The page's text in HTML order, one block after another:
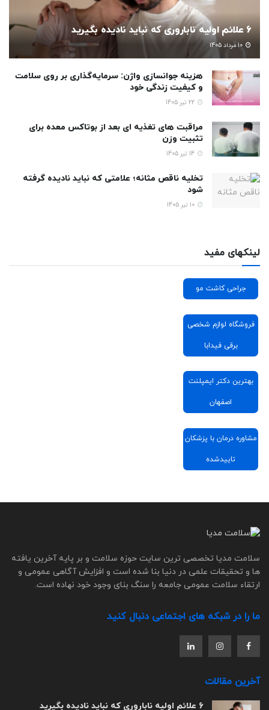
6 علائم اولیه ناباروری که نباید نادیده بگیرید
هزینه جوانسازی واژن: سرمایه‌گذاری بر روی سلامت
و کیفیت زندگی خود
مراقبت های تغذیه ای بعد از بوتاکس معده برای
تثبیت وزن
تخلیه ناقص مثانه؛ علامتی که نباید نادیده گرفته
شود
لینکهای مفید
جراحی کاشت مو
فروشگاه لوازم شخصی
برقی فیدابا
بهترین دکتر ایمپلنت
اصفهان
مشاوره درمان با پزشکان
تاییدشده
سلامت مدیا تخصصی ترین سایت حوزه سلامت و بر پایه آخرین یافته
ها و تحقیقات علمی در دنیا بنا شده است و افزایش آگاهی عمومی و
ارتقاء سلامت عمومی جامعه را سنگ بنای وجود خود نهاده است.
ما را در شبکه های اجتماعی دنبال کنید
آخرین مقالات
6 علائم اولیه ناباروری که نباید نادیده بگیرید